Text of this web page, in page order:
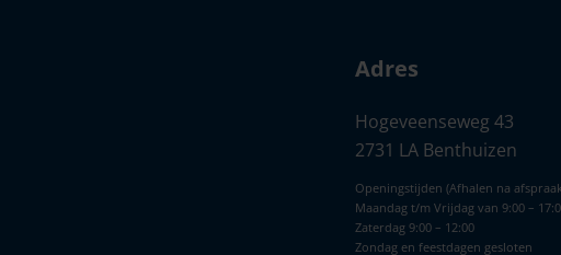
Adres
Hogeveenseweg 43
2731 LA Benthuizen
Openingstijden (Afhalen na
Maandag t/m Vrijdag van 9:00 –
Zaterdag 9:00 – 12:00
Zondag en feestdagen gesloten